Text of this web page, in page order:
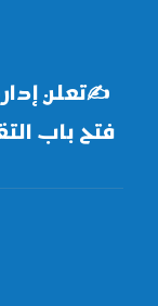
✍تعلن
فتح باب